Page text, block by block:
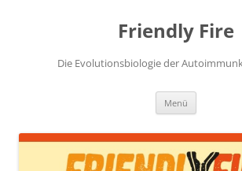
Friendly Fire
Die Evolutionsbiologie der
Menü